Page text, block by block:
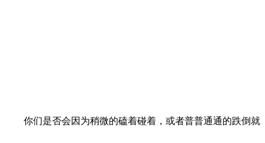
你们是否会因为稍微的磕着碰着，或者普普通通的跌倒就